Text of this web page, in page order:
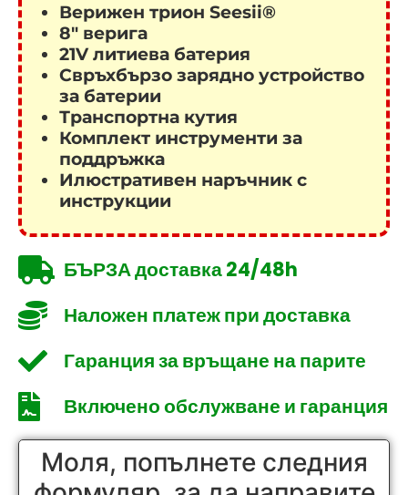
Верижен трион Seesii®
8″ верига
21V литиева батерия
Свръхбързо зарядно устройство
за батерии
Транспортна кутия
Комплект инструменти за
поддръжка
Илюстративен наръчник с
инструкции
БЪРЗА доставка 24/48h
Наложен платеж при доставка
Гаранция за връщане на парите
Включено обслужване и гаранция
Моля, попълнете следния